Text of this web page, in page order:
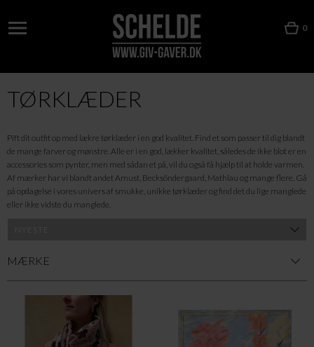
0
TØRKLÆDER
Pift dit outfit op med lækre tørklæder i en god kvalitet. Find et som passer til dig blandt
de mange farver og mønstre. Alle er i en god, lækker kvalitet, således de ikke blot er en
accessories som pynter, men med sådan et på, vil du også få hjælp til at holde varmen.
Af mærker har vi blandt andet Amust, Becksöndergaard, Mathlau og mange flere. Gå
på opdagelse i vores univers af smukke, unikke tørklæder og find det du lige manglede
eller ikke vidste du manglede.
MÆRKE